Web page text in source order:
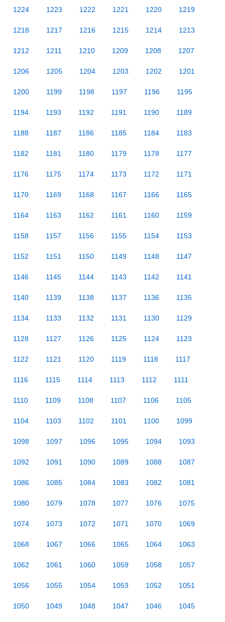
1224 1223 1222 1221 1220 1219
1218 1217 1216 1215 1214 1213
1212 1211 1210 1209 1208 1207
1206 1205 1204 1203 1202 1201
1200 1199 1198 1197 1196 1195
1194 1193 1192 1191 1190 1189
1188 1187 1186 1185 1184 1183
1182 1181 1180 1179 1178 1177
1176 1175 1174 1173 1172 1171
1170 1169 1168 1167 1166 1165
1164 1163 1162 1161 1160 1159
1158 1157 1156 1155 1154 1153
1152 1151 1150 1149 1148 1147
1146 1145 1144 1143 1142 1141
1140 1139 1138 1137 1136 1135
1134 1133 1132 1131 1130 1129
1128 1127 1126 1125 1124 1123
1122 1121 1120 1119 1118 1117
1116 1115 1114 1113 1112 1111
1110 1109 1108 1107 1106 1105
1104 1103 1102 1101 1100 1099
1098 1097 1096 1095 1094 1093
1092 1091 1090 1089 1088 1087
1086 1085 1084 1083 1082 1081
1080 1079 1078 1077 1076 1075
1074 1073 1072 1071 1070 1069
1068 1067 1066 1065 1064 1063
1062 1061 1060 1059 1058 1057
1056 1055 1054 1053 1052 1051
1050 1049 1048 1047 1046 1045